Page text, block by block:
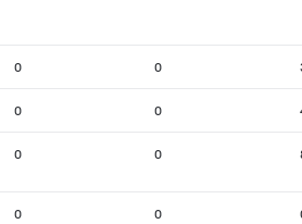
0 0
0 0
0 0
0 0